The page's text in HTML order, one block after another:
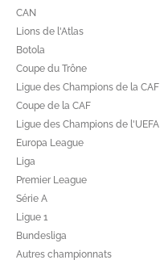
CAN
Lions de l'Atlas
Botola
Coupe du Trône
Ligue des Champions de la CAF
Coupe de la CAF
Ligue des Champions de l'UEFA
Europa League
Liga
Premier League
Série A
Ligue 1
Bundesliga
Autres championnats